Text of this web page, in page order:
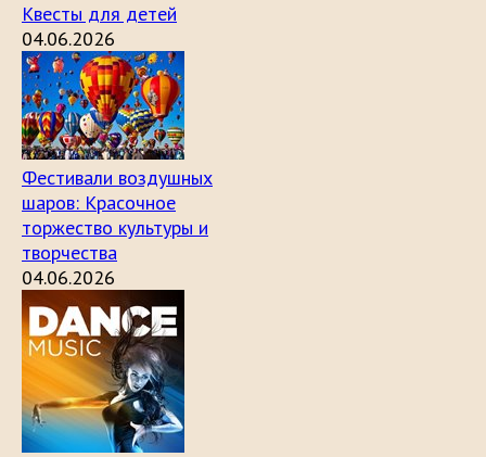
Квесты для детей
04.06.2026
Фестивали воздушных
шаров: Красочное
торжество культуры и
творчества
04.06.2026